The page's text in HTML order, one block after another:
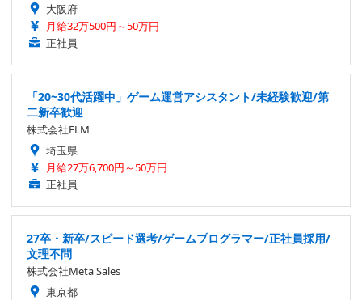
大阪府
月給32万500円～50万円
正社員
「20~30代活躍中」ゲーム運営アシスタント/未経験歓迎/第
二新卒歓迎
株式会社ELM
埼玉県
月給27万6,700円～50万円
正社員
27卒・新卒/スピード選考/ゲームプログラマー/正社員採用/
文理不問
株式会社Meta Sales
東京都